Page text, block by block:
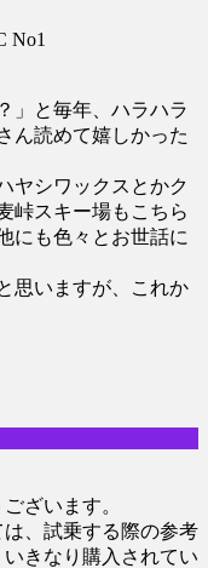
No1
」と毎年、ハラハラ
ん読めて嬉しかった
ヤシワックスとかク
峠スキー場もこちら
にも色々とお世話に
思いますが、これか
ざいます。
、試乗する際の参考
きなり購入されてい